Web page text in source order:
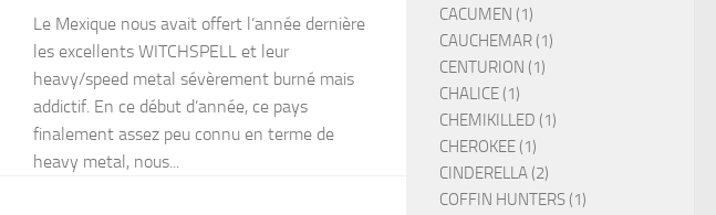
Le Mexique nous avait offert l’année dernière
les excellents WITCHSPELL et leur
heavy/speed metal sévèrement burné mais
addictif. En ce début d’année, ce pays
finalement assez peu connu en terme de
heavy metal, nous...
CACUMEN (1)
CAUCHEMAR (1)
CENTURION (1)
CHALICE (1)
CHEMIKILLED (1)
CHEROKEE (1)
CINDERELLA (2)
COFFIN HUNTERS (1)